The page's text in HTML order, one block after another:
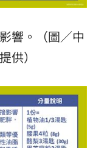
響。（圖／中
供）